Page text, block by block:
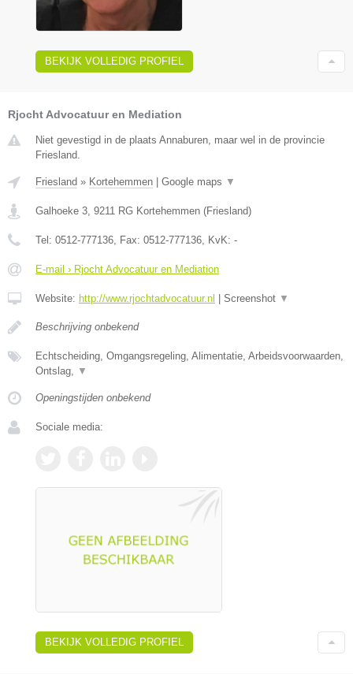
BEKIJK VOLLEDIG PROFIEL
Rjocht Advocatuur en Mediation
Niet gevestigd in de plaats Annaburen, maar wel in de provincie
Friesland.
Friesland » Kortehemmen Google maps ▼
Galhoeke 3, 9211 RG Kortehemmen (Friesland)
Tel: 0512-777136, Fax: 0512-777136, KvK: -
E-mail › Rjocht Advocatuur en Mediation
Website: http://www.rjochtadvocatuur.nl Screenshot ▼
Beschrijving onbekend
Echtscheiding, Omgangsregeling, Alimentatie, Arbeidsvoorwaarden,
Ontslag, ▼
Openingstijden onbekend
Sociale media:
BEKIJK VOLLEDIG PROFIEL